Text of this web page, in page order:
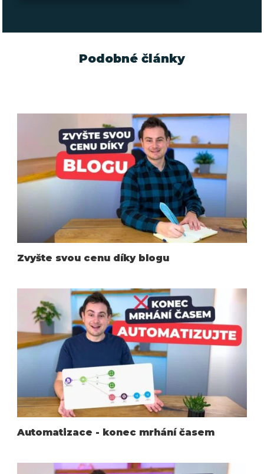
Podobné články
Zvyšte svou cenu díky blogu
Automatizace - konec mrhání časem